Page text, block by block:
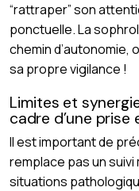
“rattraper” son
ponctuelle. La
chemin d’autonomie,
sa propre vigilance !
Limites et
cadre d’une prise
Il est important de
remplace pas un
situations